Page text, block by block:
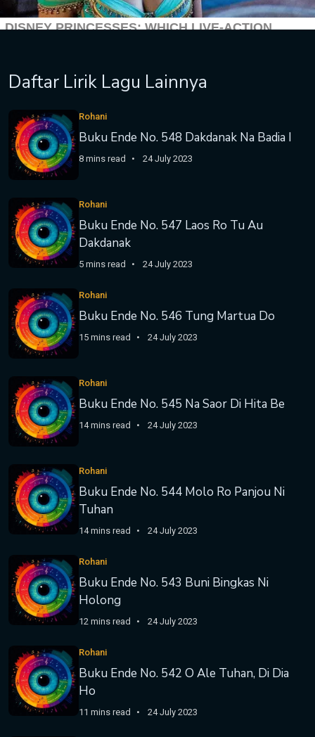
Daftar Lirik Lagu Lainnya
Rohani
Buku Ende No. 548 Dakdanak Na Badia I
8 mins read 24 July 2023
Rohani
Buku Ende No. 547 Laos Ro Tu Au
Dakdanak
5 mins read 24 July 2023
Rohani
Buku Ende No. 546 Tung Martua Do
15 mins read 24 July 2023
Rohani
Buku Ende No. 545 Na Saor Di Hita Be
14 mins read 24 July 2023
Rohani
Buku Ende No. 544 Molo Ro Panjou Ni
Tuhan
14 mins read 24 July 2023
Rohani
Buku Ende No. 543 Buni Bingkas Ni
Holong
12 mins read 24 July 2023
Rohani
Buku Ende No. 542 O Ale Tuhan, Di Dia
Ho
11 mins read 24 July 2023